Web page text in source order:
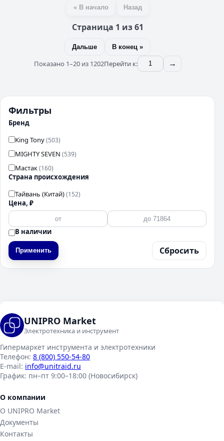
Фильтры
Бренд
King Tony(503)
MIGHTY SEVEN (539)
Мастак(160)
Страна происхождения
Тайвань (Китай)(152)
Цена, ₽
В наличии
Применить Сбросить
« В начало Назад
Страница 1 из 61
Дальше В конец »
Показано 1–20 из 1202Перейти к: →
UNIPRO Market
Электротехника и инструмент
Гипермаркет инструмента и электротехники
Телефон: 8 (800) 550-54-80
E-mail: info@unitraid.ru
График: пн–пт 9:00–18:00 (Новосибирск)
О компании
О UNIPRO Market
Документы
Контакты